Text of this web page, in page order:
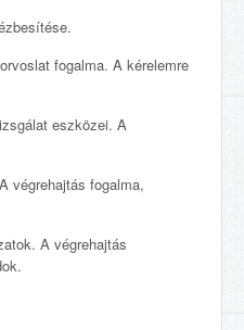
fogalma. A kérelemre
eszközei. A
fogalma,
A végrehajtás